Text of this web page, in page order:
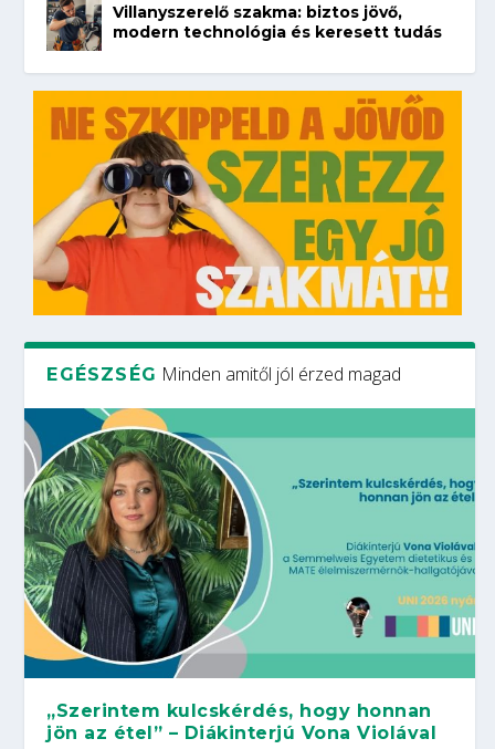
Villanyszerelő szakma: biztos jövő,
modern technológia és keresett tudás
EGÉSZSÉG Minden amitől jól érzed magad
„Szerintem kulcskérdés, hogy honnan
jön az étel” – Diákinterjú Vona Violával